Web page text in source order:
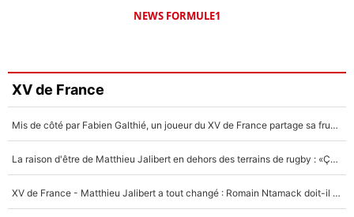
NEWS FORMULE1
XV de France
Mis de côté par Fabien Galthié, un joueur du XV de France partage sa frustration : «ils ne me l’ont pas dit tout de suite»
La raison d'être de Matthieu Jalibert en dehors des terrains de rugby : «Ça m'atteint autant que si tu touches à un membre de ma famille»
XV de France - Matthieu Jalibert a tout changé : Romain Ntamack doit-il s’inquiéter pour sa place à un an de la Coupe du monde ?